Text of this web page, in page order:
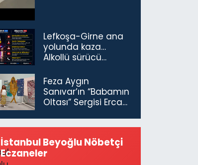
Lefkoşa-Girne ana
yolunda kaza…
Alkollü sürücü
Feza Aygın
Sanıvar’ın “Babamın
Oltası” Sergisi Ercan
İstanbul Beyoğlu Nöbetçi
Eczaneler